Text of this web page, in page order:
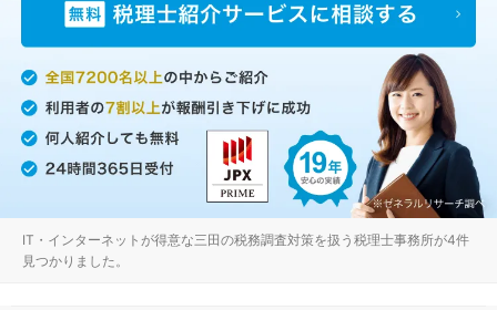
IT・インターネットが得意な三田の税務調査対策を扱う税理士事務所が4件
見つかりました。